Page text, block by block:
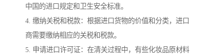
中国的进口规定和卫生安全标准。
4. 缴纳关税和税款：根据进口货物的价值和分类，进口
商需要缴纳相应的关税和税款。
5. 申请进口许可证：在清关过程中，有些化妆品原材料